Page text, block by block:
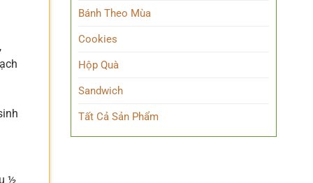
½
Bánh Theo Mùa
Cookies
Hộp Quà
Sandwich
Tất Cả Sản Phẩm